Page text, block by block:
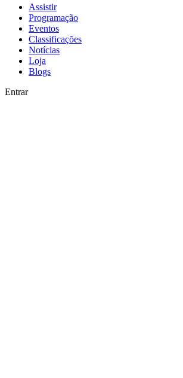
Assistir
Programação
Eventos
Classificações
Notícias
Loja
Blogs
Entrar